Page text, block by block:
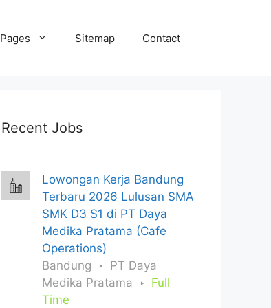
Pages Sitemap Contact
Recent Jobs
Lowongan Kerja Bandung
Terbaru 2026 Lulusan SMA
SMK D3 S1 di PT Daya
Medika Pratama (Cafe
Operations)
Bandung
PT Daya
Medika Pratama
Full
Time